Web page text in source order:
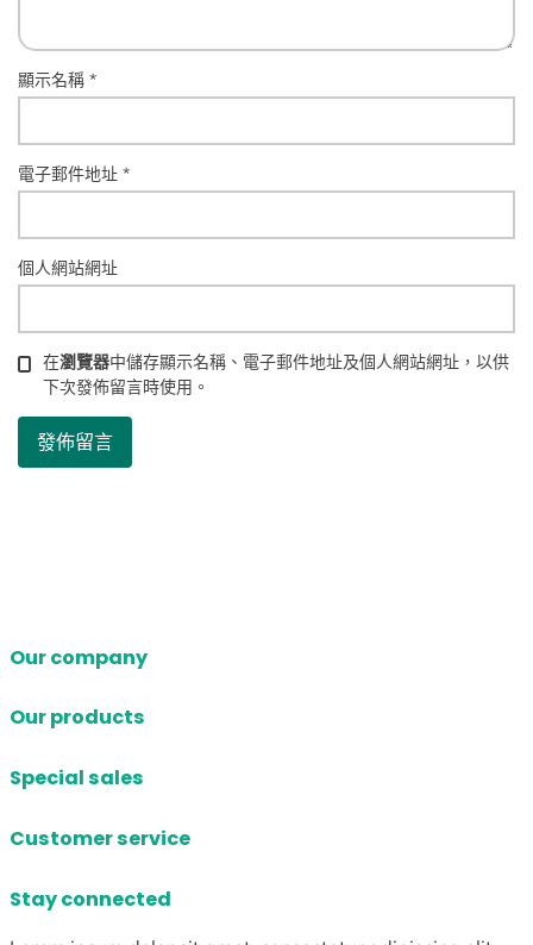
顯示名稱*
電子郵件地址*
個人網站網址
在瀏覽器中儲存顯示名稱、電子郵件地址及個人網站網址，以供
下次發佈留言時使用。
Our company
Our products
Special sales
Customer service
Stay connected